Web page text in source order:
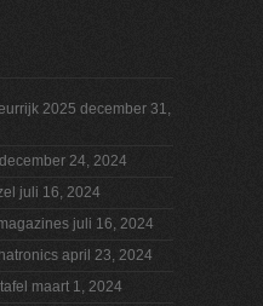
2025 december 31,
december 24, 2024
juli 16, 2024
juli 16, 2024
april 23, 2024
maart 1, 2024